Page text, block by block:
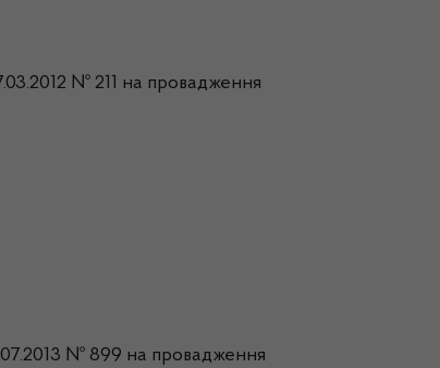
№ 211 на провадження
№ 899 на провадження